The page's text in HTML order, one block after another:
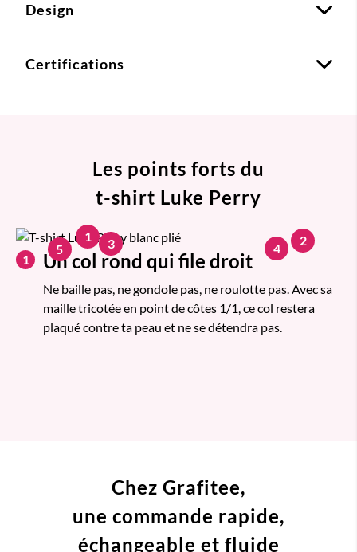
Design
Certifications
Les points forts du
t-shirt Luke Perry
1 Un col rond qui file droit
Ne baille pas, ne gondole pas, ne roulotte pas. Avec sa
maille tricotée en point de côtes 1/1, ce col restera
plaqué contre ta peau et ne se détendra pas.
1 2
3 4
5
Chez Grafitee,
une commande rapide,
échangeable et fluide